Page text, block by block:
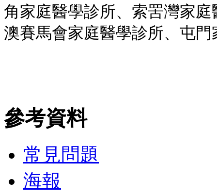
角家庭醫學診所、索罟灣家
澳賽馬會家庭醫學診所、屯
參考資料
常見問題
海報